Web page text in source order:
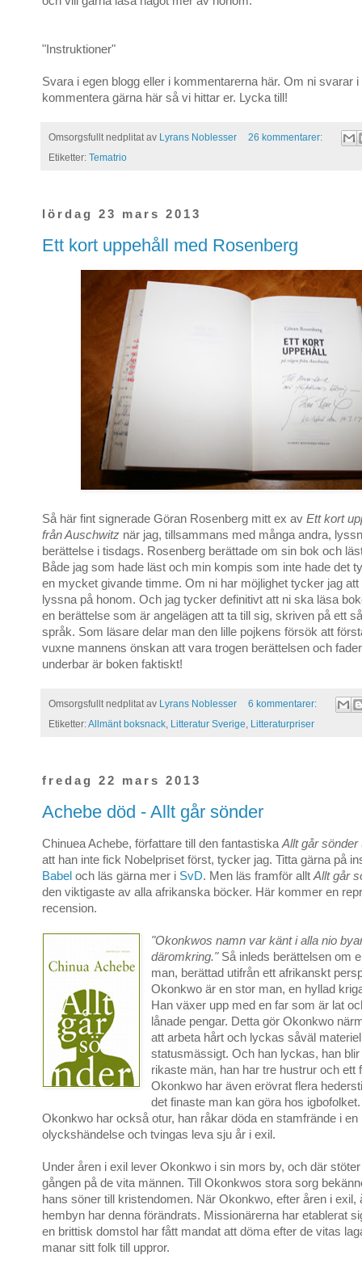
"Instruktioner"
Svara i egen blogg eller i kommentarerna här. Om ni svarar i
kommentera gärna här så vi hittar er. Lycka till!
Omsorgsfullt nedplitat av Lyrans Noblesser
26 kommentarer:
Etiketter: Tematrio
lördag 23 mars 2013
Ett kort uppehåll med Rosenberg
Så här fint signerade Göran Rosenberg mitt ex av Ett kort
från Auschwitz när jag, tillsammans med många andra,
berättelse i tisdags. Rosenberg berättade om sin bok och
Både jag som hade läst och min kompis som inte hade det
en mycket givande timme. Om ni har möjlighet tycker jag
lyssna på honom. Och jag tycker definitivt att ni ska läsa
en berättelse som är angelägen att ta till sig, skriven på ett
språk. Som läsare delar man den lille pojkens försök att
vuxne mannens önskan att vara trogen berättelsen och
underbar är boken faktiskt!
Omsorgsfullt nedplitat av Lyrans Noblesser
6 kommentarer:
Etiketter:Allmänt boksnack, Litteratur Sverige, Litteraturpriser
fredag 22 mars 2013
Achebe död - Allt går sönder
Chinuea Achebe, författare till den fantastiska Allt går sönder
att han inte fick Nobelpriset först, tycker jag. Titta gärna på
Babel och läs gärna mer i SvD. Men läs framför allt Allt går
den viktigaste av alla afrikanska böcker. Här kommer en
recension.
"Okonkwos namn var känt i alla nio
däromkring."Så inleds berättelsen om
man, berättad utifrån ett afrikanskt
Okonkwo är en stor man, en hyllad
Han växer upp med en far som är lat
lånade pengar. Detta gör Okonkwo
att arbeta hårt och lyckas såväl
statusmässigt. Och han lyckas, han
rikaste män, han har tre hustrur och ett
Okonkwo har även erövrat flera
det finaste man kan göra hos
Okonkwo har också otur, han råkar döda en stamfrände i en
olyckshändelse och tvingas leva sju år i exil.
Under åren i exil lever Okonkwo i sin mors by, och där
gången på de vita männen. Till Okonkwos stora sorg
hans söner till kristendomen. När Okonkwo, efter åren i exil,
hembyn har denna förändrats. Missionärerna har etablerat
en brittisk domstol har fått mandat att döma efter de vitas
manar sitt folk till uppror.